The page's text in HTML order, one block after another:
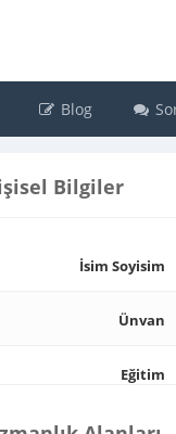
Blog
Bilgiler
İsim Soyisim
Ünvan
Eğitim